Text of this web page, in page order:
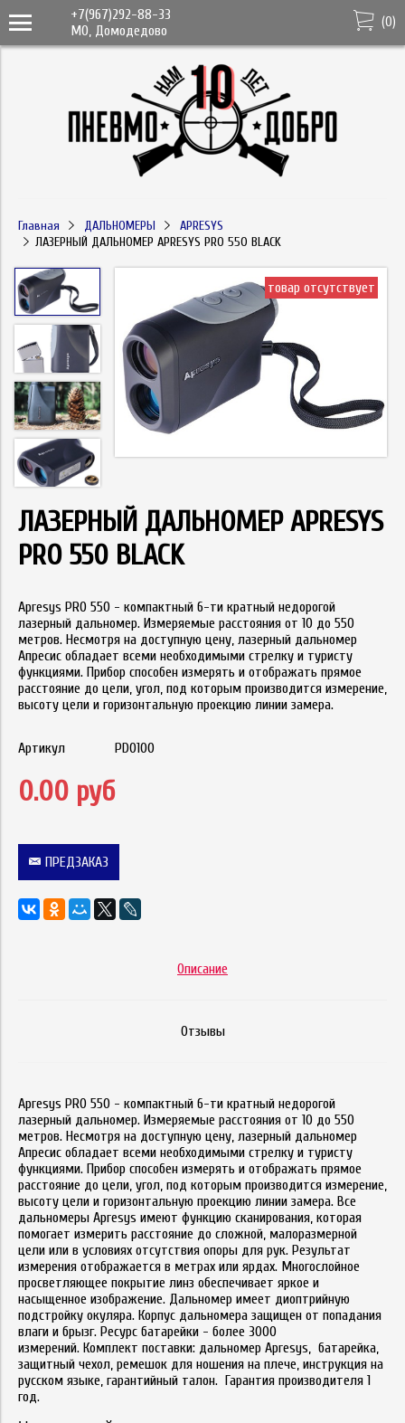
+7(967)292-88-33
МО, Домодедово
(0)
Главная ДАЛЬНОМЕРЫ
APRESYS
ЛАЗЕРНЫЙ ДАЛЬНОМЕР APRESYS PRO 550 BLACK
товар отсутствует
ЛАЗЕРНЫЙ ДАЛЬНОМЕР APRESYS
PRO 550 BLACK
Apresys PRO 550 - компактный 6-ти кратный недорогой
лазерный дальномер. Измеряемые расстояния от 10 до 550
метров. Несмотря на доступную цену, лазерный дальномер
Апресис обладает всеми необходимыми стрелку и туристу
функциями. Прибор способен измерять и отображать прямое
расстояние до цели, угол, под которым производится измерение,
высоту цели и горизонтальную проекцию линии замера.
Артикул PD0100
0.00 руб
ПРЕДЗАКАЗ
Описание
Отзывы
Apresys PRO 550 - компактный 6-ти кратный недорогой
лазерный дальномер. Измеряемые расстояния от 10 до 550
метров. Несмотря на доступную цену, лазерный дальномер
Апресис обладает всеми необходимыми стрелку и туристу
функциями. Прибор способен измерять и отображать прямое
расстояние до цели, угол, под которым производится измерение,
высоту цели и горизонтальную проекцию линии замера. Все
дальномеры Apresys имеют функцию сканирования, которая
помогает измерить расстояние до сложной, малоразмерной
цели или в условиях отсутствия опоры для рук. Результат
измерения отображается в метрах или ярдах. Многослойное
просветляющее покрытие линз обеспечивает яркое и
насыщенное изображение. Дальномер имеет диоптрийную
подстройку окуляра. Корпус дальномера защищен от попадания
влаги и брызг. Ресурс батарейки - более 3000
измерений. Комплект поставки: дальномер Apresys, батарейка,
защитный чехол, ремешок для ношения на плече, инструкция на
русском языке, гарантийный талон. Гарантия производителя 1
год.